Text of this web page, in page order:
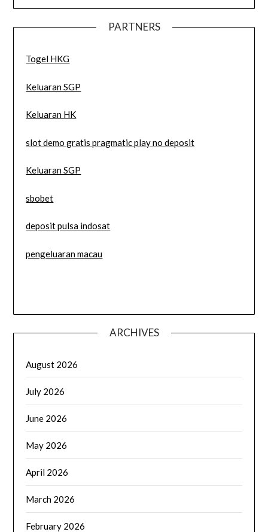
PARTNERS
Togel HKG
Keluaran SGP
Keluaran HK
slot demo gratis pragmatic play no deposit
Keluaran SGP
sbobet
deposit pulsa indosat
pengeluaran macau
ARCHIVES
August 2026
July 2026
June 2026
May 2026
April 2026
March 2026
February 2026